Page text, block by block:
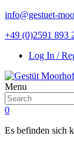
info@gestuet-
+49 (0)2591 893
Log In /
Menu
0
Es befinden sich